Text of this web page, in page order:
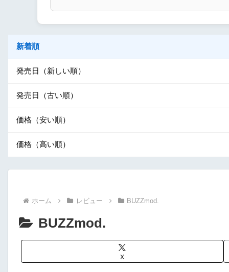
新着順
発売日（新しい順）
発売日（古い順）
価格（安い順）
価格（高い順）
ホーム レビュー BUZZmod.
BUZZmod.
X